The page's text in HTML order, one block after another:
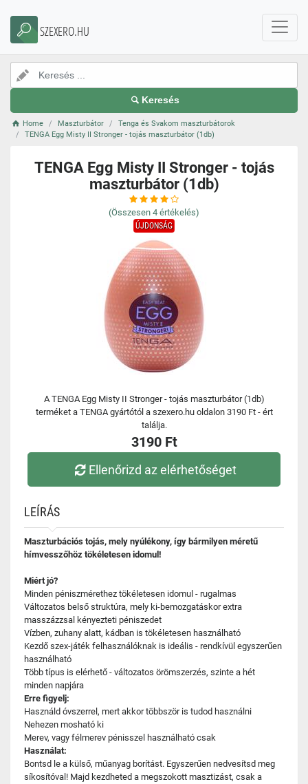
SZEXERO.HU
Keresés
Home Maszturbátor
Tenga és Svakom maszturbátorok
TENGA Egg Misty II Stronger - tojás maszturbátor (1db)
TENGA Egg Misty II Stronger - tojás
maszturbátor (1db)
(Összesen 4 értékelés)
ÚJDONSÁG
A TENGA Egg Misty II Stronger - tojás maszturbátor (1db)
terméket a TENGA gyártótól a szexero.hu oldalon 3190 Ft - ért
találja.
3190 Ft
Ellenőrizd az elérhetőséget
LEÍRÁS
Maszturbációs tojás, mely nyúlékony, így bármilyen méretű
hímvesszőhöz tökéletesen idomul!
Miért jó?
Minden péniszmérethez tökéletesen idomul - rugalmas
Változatos belső struktúra, mely ki-bemozgatáskor extra
masszázzsal kényezteti péniszedet
Vízben, zuhany alatt, kádban is tökéletesen használható
Kezdő szex-játék felhasználóknak is ideális - rendkívül egyszerűen
használható
Több típus is elérhető - változatos örömszerzés, szinte a hét
minden napjára
Erre figyelj:
Használd óvszerrel, mert akkor többször is tudod használni
Nehezen mosható ki
Merev, vagy félmerev pénisszel használható csak
Használat:
Bontsd le a külső, műanyag borítást. Egyszerűen nedvesítsd meg
síkosítóval! Majd kezdheted a megszokott masztizást, csak a